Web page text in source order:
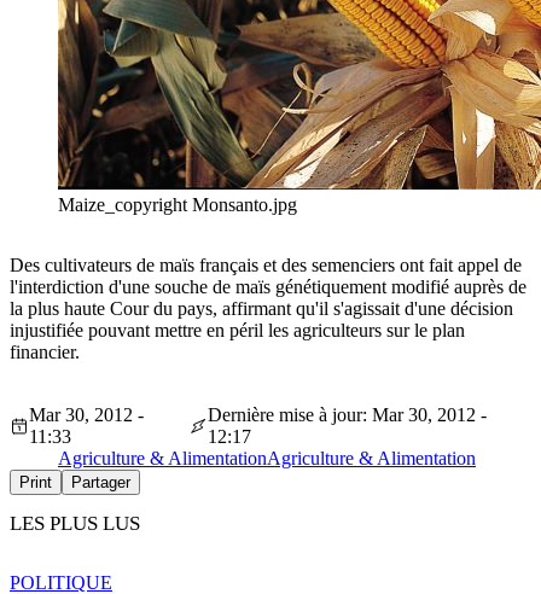
Maize_copyright Monsanto.jpg
Des cultivateurs de maïs français et des semenciers ont fait appel de
l'interdiction d'une souche de maïs génétiquement modifié auprès de
la plus haute Cour du pays, affirmant qu'il s'agissait d'une décision
injustifiée pouvant mettre en péril les agriculteurs sur le plan
financier.
Mar 30, 2012 -
11:33
Dernière mise à jour: Mar 30, 2012 -
12:17
Agriculture & AlimentationAgriculture & Alimentation
Print Partager
LES PLUS LUS
POLITIQUE